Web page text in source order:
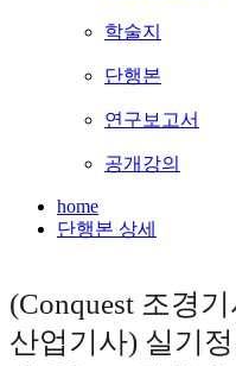
학술지
단행본
연구보고서
공개강의
home
단행본 상세
(Conquest 조경기
산업기사) 실기정